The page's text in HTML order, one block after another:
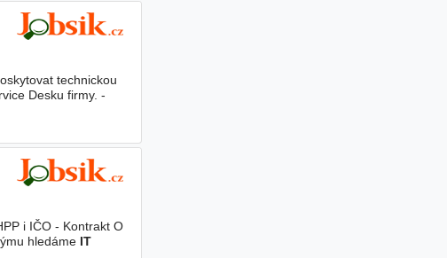
technickou
Desku firmy. -
i IČO - Kontrakt O
hledáme IT